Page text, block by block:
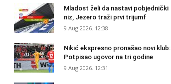
Mladost želi da nastavi pobjednički
niz, Jezero traži prvi trijumf
9 Aug 2026. 12:38
Nikić ekspresno pronašao novi klub:
Potpisao ugovor na tri godine
9 Aug 2026. 12:31